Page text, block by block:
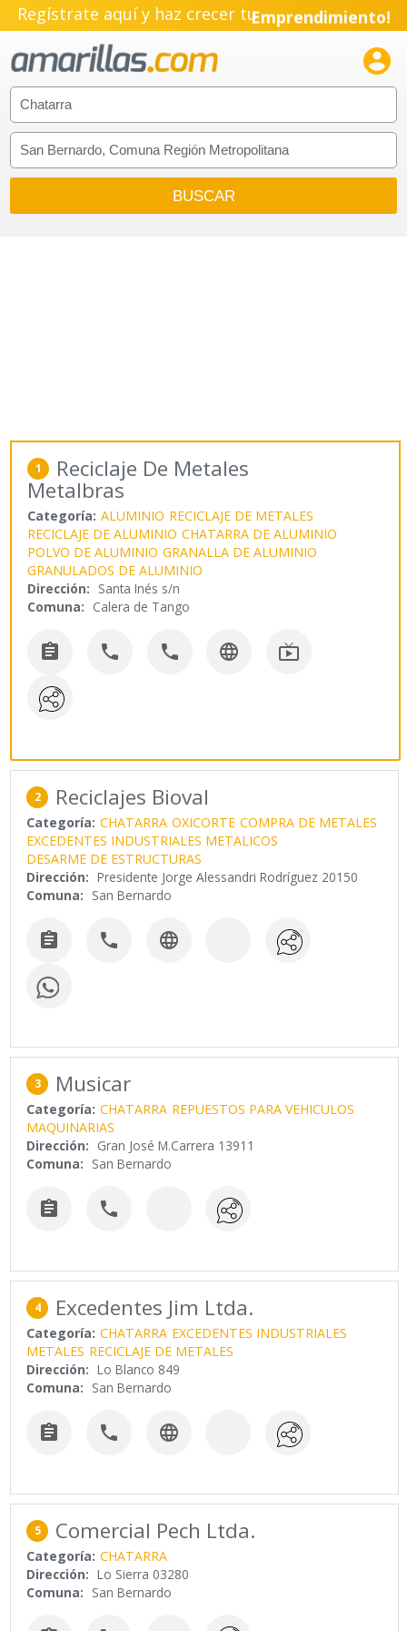
Regístrate aquí y haz crecer tuEmprendimiento!

1 Reciclaje De Metales
Metalbras
Categoría: ALUMINIO RECICLAJE DE METALES
RECICLAJE DE ALUMINIO CHATARRA DE ALUMINIO
POLVO DE ALUMINIO GRANALLA DE ALUMINIO
GRANULADOS DE ALUMINIO
Dirección: Santa Inés s/n
Comuna: Calera de Tango
    
2 Reciclajes Bioval
Categoría: CHATARRA OXICORTE COMPRA DE METALES
EXCEDENTES INDUSTRIALES METALICOS
DESARME DE ESTRUCTURAS
Dirección: Presidente Jorge Alessandri Rodríguez 20150
Comuna: San Bernardo
  
3 Musicar
Categoría: CHATARRA REPUESTOS PARA VEHICULOS
MAQUINARIAS
Dirección: Gran José M.Carrera 13911
Comuna: San Bernardo
 
4 Excedentes Jim Ltda.
Categoría: CHATARRA EXCEDENTES INDUSTRIALES
METALES RECICLAJE DE METALES
Dirección: Lo Blanco 849
Comuna: San Bernardo
  
5 Comercial Pech Ltda.
Categoría: CHATARRA
Dirección: Lo Sierra 03280
Comuna: San Bernardo